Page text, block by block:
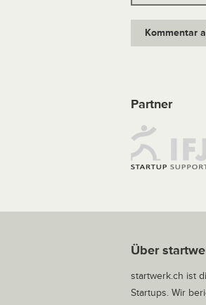
Partner
Über
startwerk.ch ist
Startups. Wir